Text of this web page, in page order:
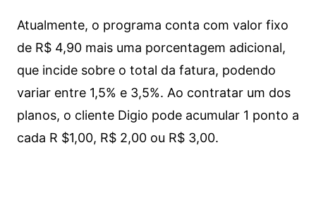
Atualmente, o programa conta com valor fixo
de R$ 4,90 mais uma porcentagem adicional,
que incide sobre o total da fatura, podendo
variar entre 1,5% e 3,5%. Ao contratar um dos
planos, o cliente Digio pode acumular 1 ponto a
cada R $1,00, R$ 2,00 ou R$ 3,00.